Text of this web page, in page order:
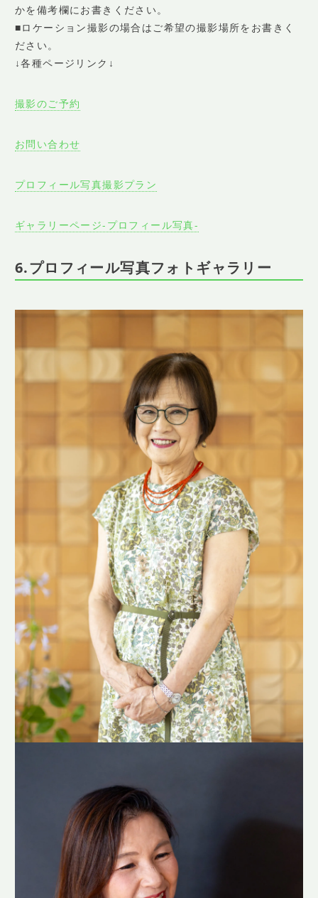
かを備考欄にお書きください。
■ロケーション撮影の場合はご希望の撮影場所をお書きく
ださい。
↓各種ページリンク↓
撮影のご予約
お問い合わせ
プロフィール写真撮影プラン
ギャラリーページ-プロフィール写真-
6.プロフィール写真フォトギャラリー